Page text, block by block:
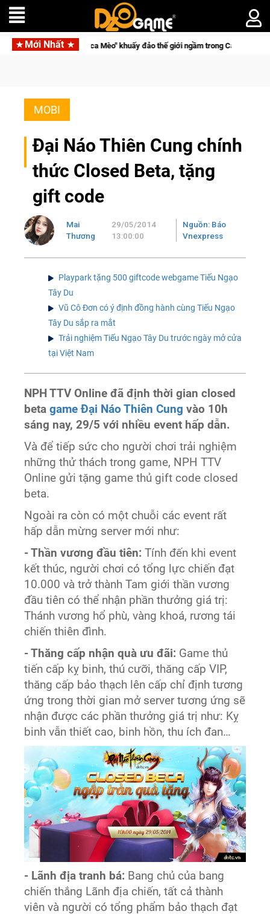
Mới Nhất
Trở thành "Đại ca Mèo" khuấy đảo thế giới ngầm trong Cat Mafia
MOBI
Đại Náo Thiên Cung chính
thức Closed Beta, tặng
gift code
Mai
Thương
29/05/2014
13:00:00
Nguồn: Báo
Vnexpress
Playpark tặng 500 giftcode webgame Tiếu Ngạo
Tây Du
Vũ Cô Đơn có ý định đồng hành cùng Tiếu Ngạo
Tây Du sắp ra mắt
Trải nghiệm Tiếu Ngạo Tây Du trước ngày mở cửa
tại Việt Nam
NPH TTV Online đã định thời gian closed
betagame Đại Náo Thiên Cung vào 10h
sáng nay, 29/5 với nhiều event hấp dẫn.
Và để tiếp sức cho người chơi trải nghiệm
những thử thách trong game, NPH TTV
Online gửi tặng game thủ gift code closed
beta.
Ngoài ra còn có một chuỗi các event rất
hấp dẫn mừng server mới như:
- Thần vương đầu tiên: Tính đến khi event
kết thúc, người chơi có tổng lực chiến đạt
10.000 và trở thành Tam giới thần vương
đầu tiên có thể nhận phần thưởng giá trị:
Thánh vương hổ phù, vàng khoá, rương tái
chiến thiên đình.
- Thăng cấp nhận quà ưu đãi: Game thủ
tiến cấp kỵ binh, thú cưỡi, thăng cấp VIP,
thăng cấp bảo thạch lên cấp chỉ định tương
ứng trong thời gian mở server tương ứng sẽ
nhận được các phần thưởng giá trị như: Kỵ
binh vẫn thiết cao, binh hồn, thu ích đan…
- Lãnh địa tranh bá: Bang chủ của bang
chiến thắng Lãnh địa chiến, tất cả thành
viên và người có tổng phẩm bảo thạch đạt